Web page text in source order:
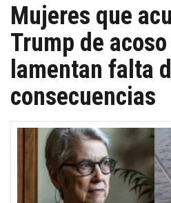
Mujeres que
Trump de acoso
lamentan falta
consecuencias